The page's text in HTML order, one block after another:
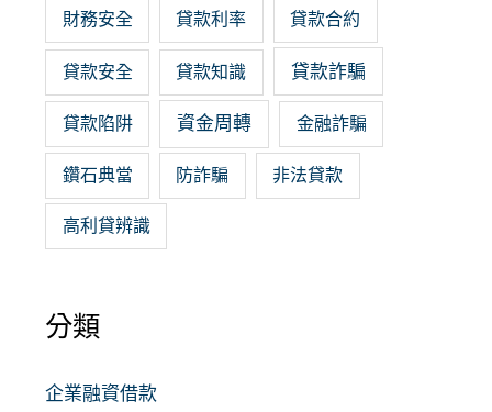
財務安全 貸款利率 貸款合約
貸款安全 貸款知識 貸款詐騙
貸款陷阱 資金周轉 金融詐騙
鑽石典當 防詐騙 非法貸款
高利貸辨識
分類
企業融資借款